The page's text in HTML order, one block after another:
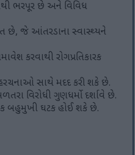
ભરપૂર છે અને વિવિધ
છે, જે આંતરડાના સ્વાસ્થ્યને
કરવાથી રોગપ્રતિકારક
સાથે મદદ કરી શકે છે.
વિરોધી ગુણધર્મો દર્શાવે છે.
બહુમુખી ઘટક હોઈ શકે છે.